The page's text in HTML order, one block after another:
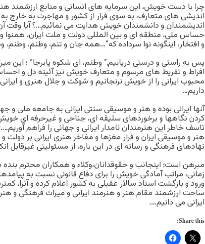
چرا با دست خویش، این سرمایه های انسانی و منابع ارزشمند
اندیشی های متعارف، به سوی فرار از کشور و مهاجرت به خارج به
اندیشمندان و دانشمندان خویش هدایت می نمائیم…؟ آیا وقت
حساس ملی، منطقه ای و بین المللی دولت و ملت ایران، همنوا و
و افتخار، اینگونه نوا سرداده که”…همه جان و تنم، وطنم، وطنم،
پس به راستی و درستی دریابیم,” وطنم، ای شکوه پابرجا” ؛ این
افراط و تفریط های مرسوم و متعارف خویش نیز آئینه دل و
محبوب ایرانی را از خویش نرنجانیم و شوکت و جلال هنری و
داریم…
آنها ایرانی بوده و هنر و موسیقی سنتی ایرانی به جامعه ملی و
کردن نگاهها و برخوردهای سلیقه ای، جناحی و غیرحرفه ای
تاسف خاطر این هنرمندان نامدار ایرانی و جهانی را فراهم
هنر و موسیقی ایران و فرار مغزها و مفاخر هنری ایرانی بر
نهادهای فرهنگی و رسانه ای در این باره، از مسئولیتی غیرقابل
مبرهن است؛ اینجانب و حقوقدانان،وکلاء و همکاران محترم
زمانی، مراتب آمادگی خویش را برای دفاع قانونی نسبت به
ورود و بازگشت استاد سالار عقیلی به کشور اعلام کرده و آنرا،
ساحت ارزشمند مقام هنر و هنرمند ایرانی و میراث فرهنگی و
ایرانی می دانیم….
Share this: